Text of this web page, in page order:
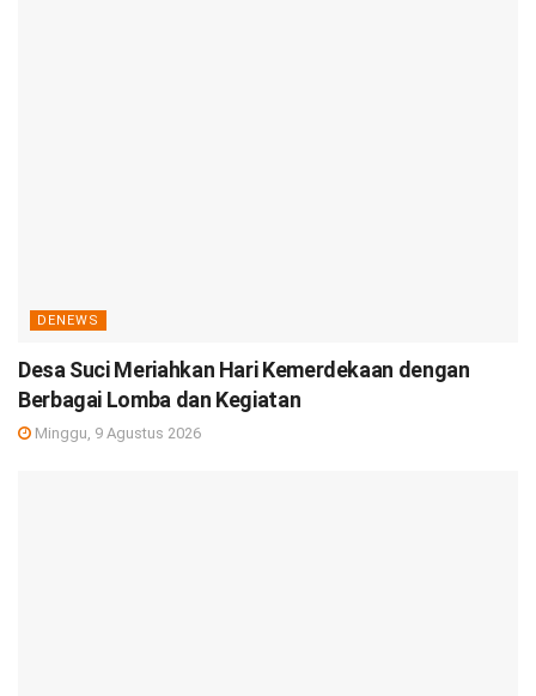
DENEWS
Desa Suci Meriahkan Hari Kemerdekaan dengan
Berbagai Lomba dan Kegiatan
Minggu, 9 Agustus 2026